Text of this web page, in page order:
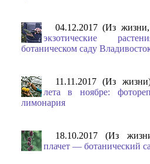
04.12.2017 (Из
экзотические
ботаническом саду
11.11.2017 (Из
лета в ноябре:
лимонария
18.10.2017 (Из
плачет — ботанический